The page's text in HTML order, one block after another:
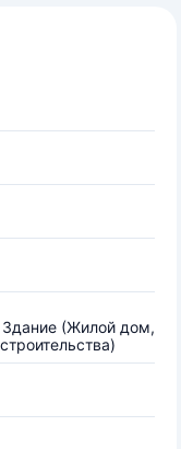
Здание (Жилой дом,